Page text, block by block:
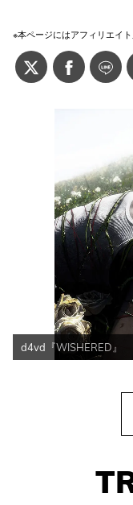
※本ページにはアフィリエイ
d4vd『WISHERED』